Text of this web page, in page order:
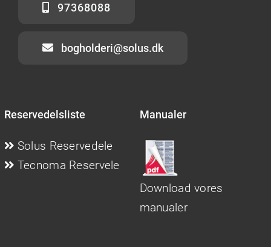
97368088
bogholderi@solus.dk
Reservedelsliste
Solus Reservedele
Tecnoma Reservele
Manualer
Download vores
manualer